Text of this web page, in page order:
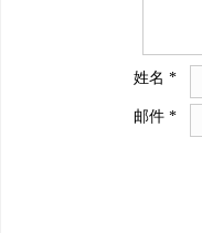
姓名 *
邮件 *